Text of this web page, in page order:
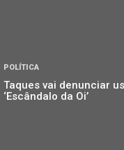
POLÍTICA
Taques vai denunciar
‘Escândalo da Oi’